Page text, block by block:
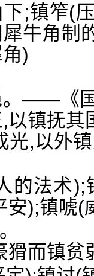
;镇笮(
牛角制
)
。——《
,以镇抚
光,以外
的法术
安);镇唬(
猾而镇